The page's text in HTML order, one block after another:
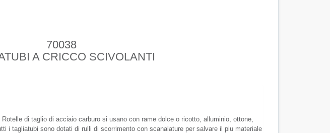
70038
A CRICCO SCIVOLANTI
di taglio di acciaio carburo si usano con rame dolce o ricotto, alluminio, ottone,
i tagliatubi sono dotati di rulli di scorrimento con scanalature per salvare il piu materiale